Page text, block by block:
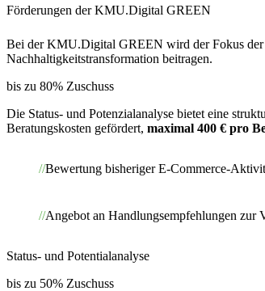
Förderungen der KMU.Digital GREEN
Bei der KMU.Digital GREEN wird der Fokus der
Nachhaltigkeitstransformation beitragen.
bis zu 80% Zuschuss
Die Status- und Potenzialanalyse bietet eine
Beratungskosten gefördert, maximal 400 € pro
Bewertung bisheriger E-Commerce-
Angebot an Handlungsempfehlungen zur
Status- und Potentialanalyse
bis zu 50% Zuschuss